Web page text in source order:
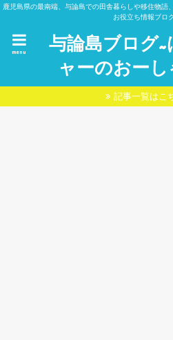
鹿児島県の最南端、与論島での田舎暮らしや移住物語
お役立ち情報ブロ
与論島ブログ
ャーのおー
menu
記事一覧はこ